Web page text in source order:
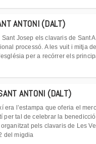
ANTONI (DALT)
Josep els clavaris de Sant
processó. A les vuit i mitja
per a recórrer els
ANTONI (DALT)
era l’estampa que oferia el
per tal de celebrar la
pels clavaris de Les
del migdia